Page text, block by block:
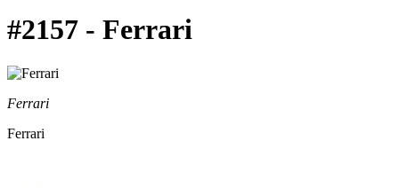
#2157 - Ferrari
Ferrari
Ferrari